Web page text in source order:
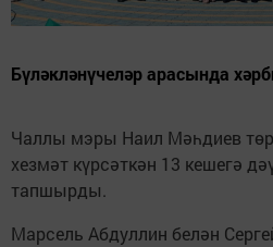
Бүләкләнүчеләр арасында
Чаллы мэры Наил Мәһдиев
хезмәт күрсәткән 13 кешегә
тапшырды.
Марсель Абдуллин белән